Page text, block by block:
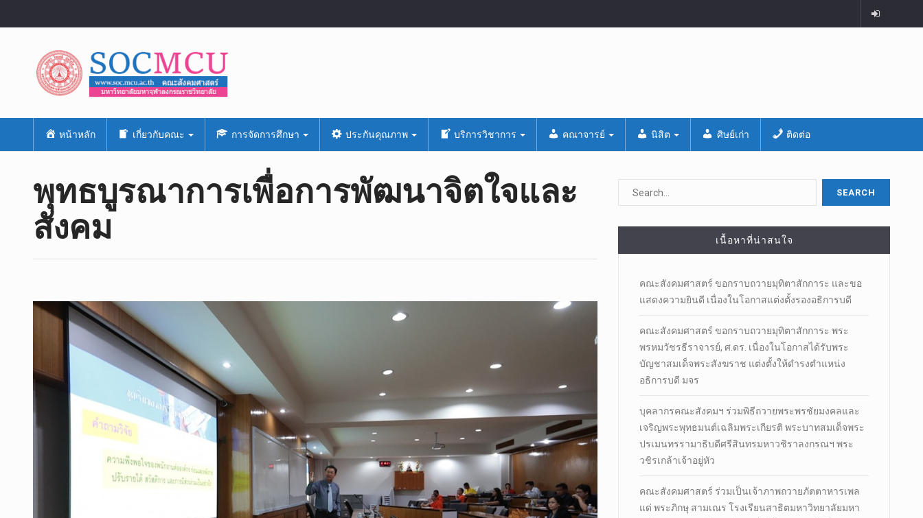
หน้าหลัก เกี่ยวกับคณะ การจัดการศึกษา ประกันคุณภาพ บริการวิชาการ คณาจารย์ นิสิต ศิษย์เก่า ติดต่อ
พุทธบูรณาการเพื่อการพัฒนาจิตใจและ
สังคม
เนื้อหาที่น่าสนใจ
คณะสังคมศาสตร์ ขอกราบถวายมุทิตาสักการะ และขอ
แสดงความยินดี เนื่องในโอกาสแต่งตั้งรองอธิการบดี
คณะสังคมศาสตร์ ขอกราบถวายมุทิตาสักการะ พระ
พรหมวัชรธีราจารย์, ศ.ดร. เนื่องในโอกาสได้รับพระ
บัญชาสมเด็จพระสังฆราช แต่งตั้งให้ดำรงตำแหน่ง
อธิการบดี มจร
บุคลากรคณะสังคมฯ ร่วมพิธีถวายพระพรชัยมงคลและ
เจริญพระพุทธมนต์เฉลิมพระเกียรติ พระบาทสมเด็จพระ
ปรเมนทรรามาธิบดีศรีสินทรมหาวชิราลงกรณฯ พระ
วชิรเกล้าเจ้าอยู่หัว
คณะสังคมศาสตร์ ร่วมเป็นเจ้าภาพถวายภัตตาหารเพล
แด่ พระภิกษุ สามเณร โรงเรียนสาธิตมหาวิทยาลัยมหา